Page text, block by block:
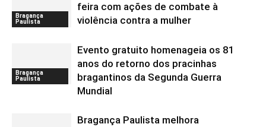
Bragança
Paulista
feira com ações de combate à
violência contra a mulher
Bragança
Paulista
Evento gratuito homenageia os 81
anos do retorno dos pracinhas
bragantinos da Segunda Guerra
Mundial
Bragança Paulista melhora